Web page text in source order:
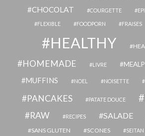
CHOCOLAT COURGETTE
FLEXIBLE FOODPORN FRAISES
HEALTHY
HOMEMADE LIVRE
MUFFINS NOEL NOISETTE
PANCAKES PATATE DOUCE
RAW RECIPES SALADE
SANS GLUTEN SCONES SEITAN